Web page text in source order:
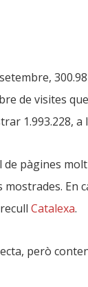
de visites
1.993.228, a
de pàgines
En
Catalexa.
però